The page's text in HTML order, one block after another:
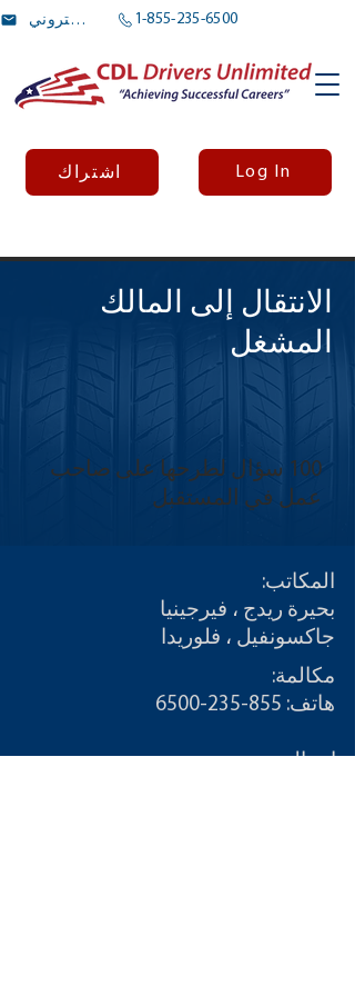
بريد الالكتروني 1-855-235-6500
اشتراك Log In
الانتقال إلى المالك
المشغل
100 سؤال لطرحها على صاحب
عمل في المستقبل
المكاتب:
بحيرة ريدج ، فيرجينيا
جاكسونفيل ، فلوريدا
مكالمة:
هاتف: 855-235-6500
اتصال: